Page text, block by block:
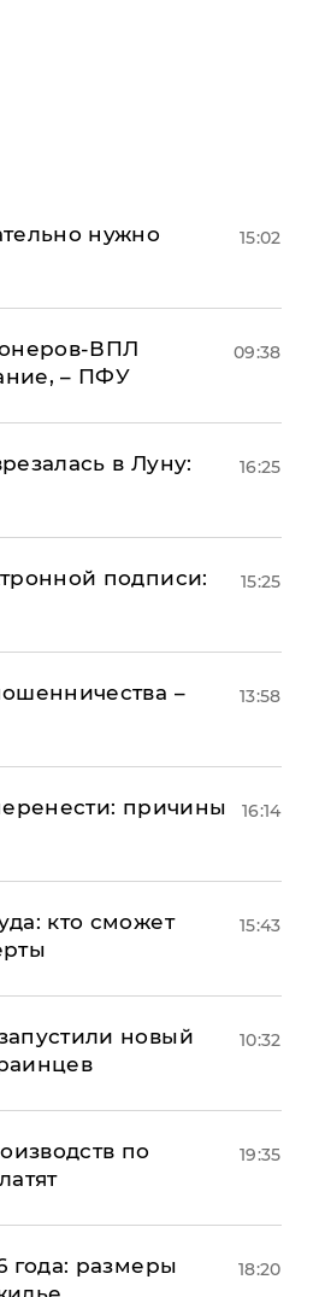
нужно
15:02
ВПЛ
– ПФУ
09:38
в Луну:
16:25
подписи:
15:25
–
13:58
причины
16:14
кто сможет
15:43
новый
10:32
по
19:35
года: размеры
18:20